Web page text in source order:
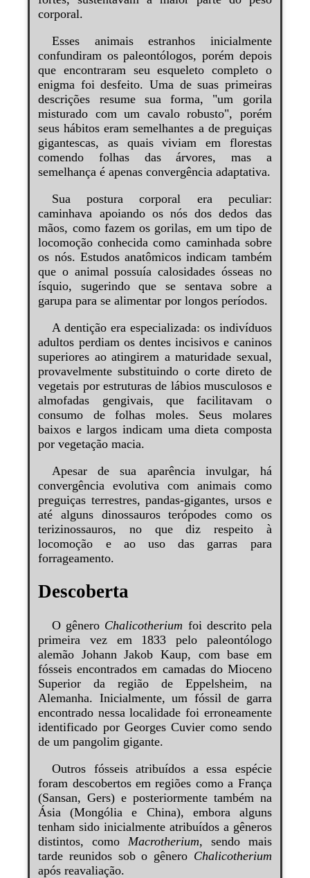
corporal.
Esses animais estranhos inicialmente
confundiram os paleontólogos, porém depois
que encontraram seu esqueleto completo o
enigma foi desfeito. Uma de suas primeiras
descrições resume sua forma, "um gorila
misturado com um cavalo robusto", porém
seus hábitos eram semelhantes a de preguiças
gigantescas, as quais viviam em florestas
comendo folhas das árvores, mas a
semelhança é apenas convergência adaptativa.
Sua postura corporal era peculiar:
caminhava apoiando os nós dos dedos das
mãos, como fazem os gorilas, em um tipo de
locomoção conhecida como caminhada sobre
os nós. Estudos anatômicos indicam também
que o animal possuía calosidades ósseas no
ísquio, sugerindo que se sentava sobre a
garupa para se alimentar por longos períodos.
A dentição era especializada: os indivíduos
adultos perdiam os dentes incisivos e caninos
superiores ao atingirem a maturidade sexual,
provavelmente substituindo o corte direto de
vegetais por estruturas de lábios musculosos e
almofadas gengivais, que facilitavam o
consumo de folhas moles. Seus molares
baixos e largos indicam uma dieta composta
por vegetação macia.
Apesar de sua aparência invulgar, há
convergência evolutiva com animais como
preguiças terrestres, pandas-gigantes, ursos e
até alguns dinossauros terópodes como os
terizinossauros, no que diz respeito à
locomoção e ao uso das garras para
forrageamento.
Descoberta
O gênero Chalicotherium foi descrito pela
primeira vez em 1833 pelo paleontólogo
alemão Johann Jakob Kaup, com base em
fósseis encontrados em camadas do Mioceno
Superior da região de Eppelsheim, na
Alemanha. Inicialmente, um fóssil de garra
encontrado nessa localidade foi erroneamente
identificado por Georges Cuvier como sendo
de um pangolim gigante.
Outros fósseis atribuídos a essa espécie
foram descobertos em regiões como a França
(Sansan, Gers) e posteriormente também na
Ásia (Mongólia e China), embora alguns
tenham sido inicialmente atribuídos a gêneros
distintos, como Macrotherium, sendo mais
tarde reunidos sob o gênero Chalicotherium
após reavaliação.